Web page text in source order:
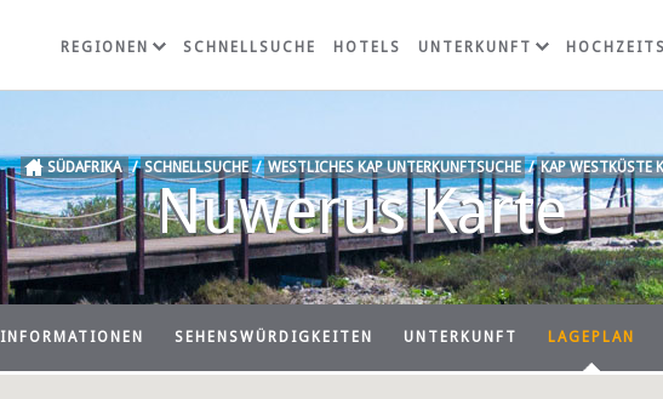
Nuwerus Karte
REGIONEN SCHNELLSUCHE HOTELS UNTERKUNFT
SÜDAFRIKA / SCHNELLSUCHE / WESTLICHES KAP UNTERKUNFTSUCHE / KAP WESTKÜSTE
INFORMATIONEN SEHENSWÜRDIGKEITEN UNTERKUNFT LAGEPLAN